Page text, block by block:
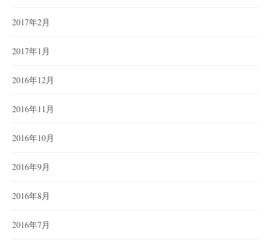
2017年2月
2017年1月
2016年12月
2016年11月
2016年10月
2016年9月
2016年8月
2016年7月